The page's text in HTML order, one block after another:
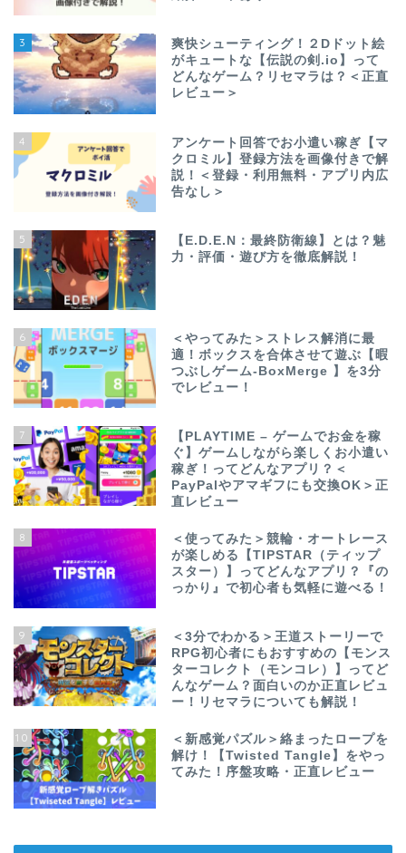
3
爽快シューティング！２Dドット絵
がキュートな【伝説の剣.io】って
どんなゲーム？リセマラは？＜正直
レビュー＞
4
アンケート回答でお小遣い稼ぎ【マ
クロミル】登録方法を画像付きで解
説！＜登録・利用無料・アプリ内広
告なし＞
5
【E.D.E.N：最終防衛線】とは？魅
力・評価・遊び方を徹底解説！
6
＜やってみた＞ストレス解消に最
適！ボックスを合体させて遊ぶ【暇
つぶしゲーム-BoxMerge 】を3分
でレビュー！
7
【PLAYTIME – ゲームでお金を稼
ぐ】ゲームしながら楽しくお小遣い
稼ぎ！ってどんなアプリ？＜
PayPalやアマギフにも交換OK＞正
直レビュー
8
＜使ってみた＞競輪・オートレース
が楽しめる【TIPSTAR（ティップ
スター）】ってどんなアプリ？『の
っかり』で初心者も気軽に遊べる！
9
＜3分でわかる＞王道ストーリーで
RPG初心者にもおすすめの【モンス
ターコレクト（モンコレ）】ってど
んなゲーム？面白いのか正直レビュ
ー！リセマラについても解説！
10
＜新感覚パズル＞絡まったロープを
解け！【Twisted Tangle】をやっ
てみた！序盤攻略・正直レビュー